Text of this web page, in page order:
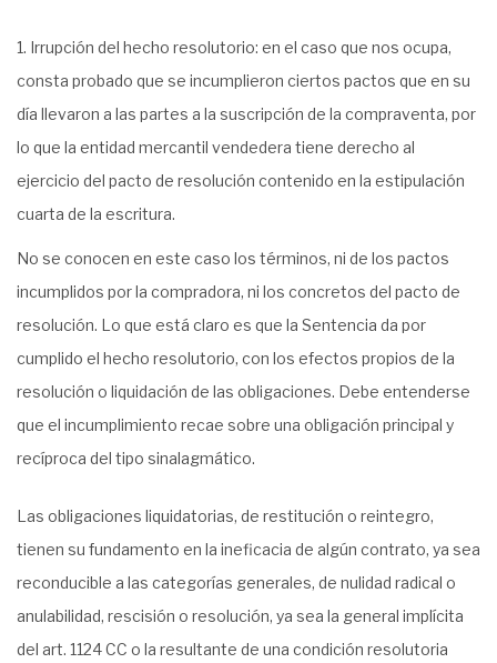
Irrupción del hecho resolutorio: en el caso que nos ocupa,
consta probado que se incumplieron ciertos pactos que en su
día llevaron a las partes a la suscripción de la compraventa, por
lo que la entidad mercantil vendedera tiene derecho al
ejercicio del pacto de resolución contenido en la estipulación
cuarta de la escritura.
No se conocen en este caso los términos, ni de los pactos
incumplidos por la compradora, ni los concretos del pacto de
resolución. Lo que está claro es que la Sentencia da por
cumplido el hecho resolutorio, con los efectos propios de la
resolución o liquidación de las obligaciones. Debe entenderse
que el incumplimiento recae sobre una obligación principal y
recíproca del tipo sinalagmático.
Las obligaciones liquidatorias, de restitución o reintegro,
tienen su fundamento en la ineficacia de algún contrato, ya sea
reconducible a las categorías generales, de nulidad radical o
anulabilidad, rescisión o resolución, ya sea la general implícita
del art. 1124 CC o la resultante de una condición resolutoria